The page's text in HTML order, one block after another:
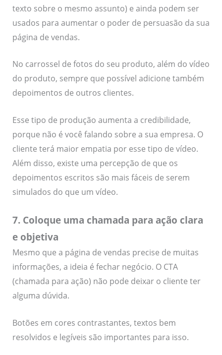
texto sobre o mesmo assunto) e ainda podem ser
usados para aumentar o poder de persuasão da sua
página de vendas.
No carrossel de fotos do seu produto, além do vídeo
do produto, sempre que possível adicione também
depoimentos de outros clientes.
Esse tipo de produção aumenta a credibilidade,
porque não é você falando sobre a sua empresa. O
cliente terá maior empatia por esse tipo de vídeo.
Além disso, existe uma percepção de que os
depoimentos escritos são mais fáceis de serem
simulados do que um vídeo.
7. Coloque uma chamada para ação clara
e objetiva
Mesmo que a página de vendas precise de muitas
informações, a ideia é fechar negócio. O CTA
(chamada para ação) não pode deixar o cliente ter
alguma dúvida.
Botões em cores contrastantes, textos bem
resolvidos e legíveis são importantes para isso.